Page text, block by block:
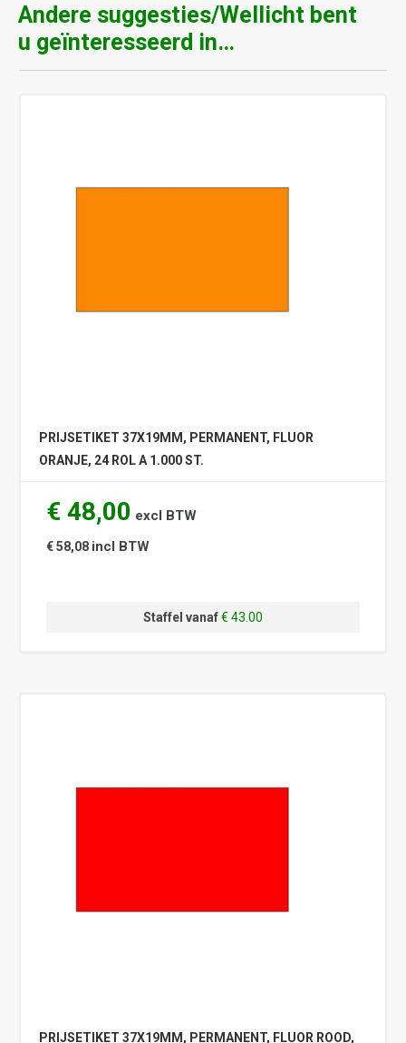
Andere suggesties/Wellicht bent
u geïnteresseerd in…
PRIJSETIKET 37X19MM, PERMANENT, FLUOR
ORANJE, 24 ROL A 1.000 ST.
€ 48,00 excl BTW
€ 58,08 incl BTW
Staffel vanaf€ 43.00
PRIJSETIKET 37X19MM, PERMANENT, FLUOR ROOD,